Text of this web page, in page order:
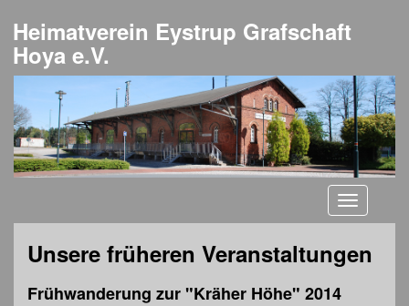
Heimatverein Eystrup Grafschaft
Hoya e.V.
Toggle
Unsere früheren Veranstaltungen
Frühwanderung zur "Kräher Höhe" 2014